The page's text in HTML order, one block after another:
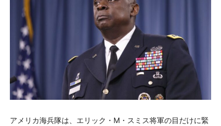
アメリカ海兵隊は、エリック・M・スミス将軍の目だけに緊